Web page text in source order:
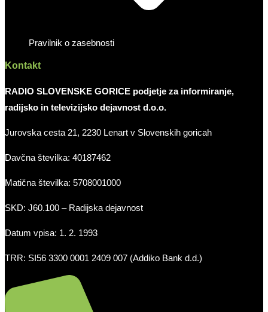
Pravilnik o zasebnosti
Kontakt
RADIO SLOVENSKE GORICE podjetje za informiranje,
radijsko in televizijsko dejavnost d.o.o.
Jurovska cesta 21, 2230 Lenart v Slovenskih goricah
Davčna številka: 40187462
Matična številka: 5708001000
SKD: J60.100 – Radijska dejavnost
Datum vpisa: 1. 2. 1993
TRR: SI56 3300 0001 2409 007 (Addiko Bank d.d.)